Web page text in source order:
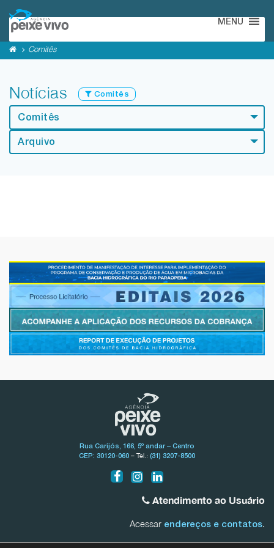
MENU
Comitês
Notícias Comitês
Comitês
Arquivo
Rua Carijós, 166, 5º andar – Centro
CEP: 30120-060 – Tel.: (31) 3207-8500
Atendimento ao Usuário
Acessar endereços e contatos.